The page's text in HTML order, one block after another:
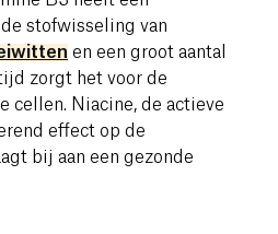
stofwisseling van
en een groot aantal
zorgt het voor de
cellen. Niacine, de actieve
effect op de
bij aan een gezonde